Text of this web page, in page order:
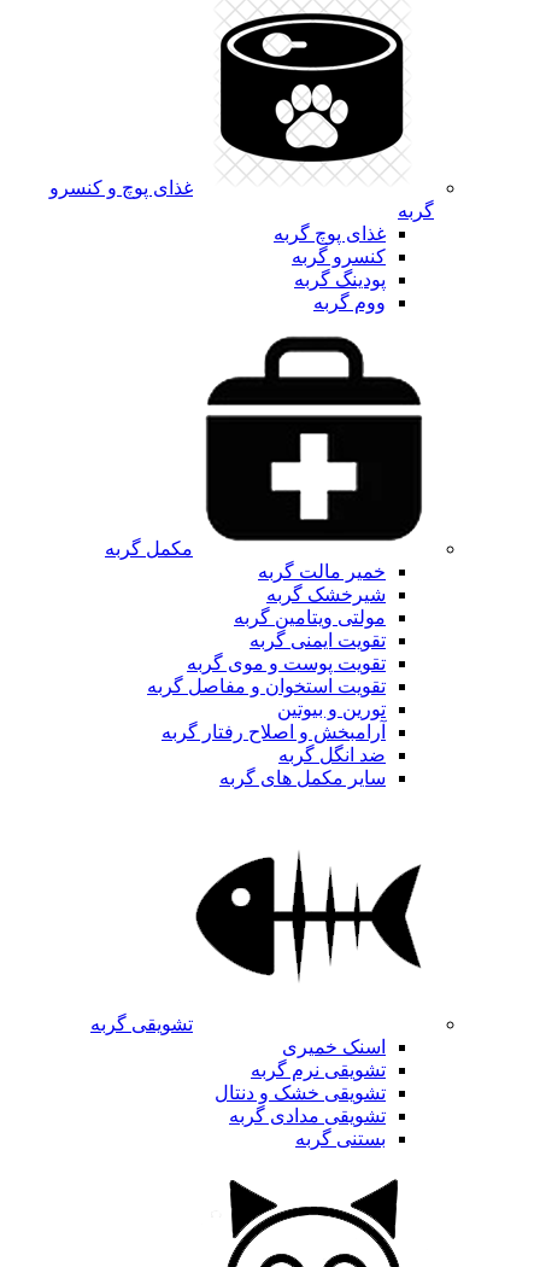
غذای پوچ و کنسرو
گربه
غذای پوچ گربه
کنسرو گربه
پودینگ گربه
ووم گربه
مکمل گربه
خمیر مالت گربه
شیرخشک گربه
مولتی ویتامین گربه
تقویت ایمنی گربه
تقویت پوست و موی گربه
تقویت استخوان و مفاصل گربه
تورین و بیوتین
آرامبخش و اصلاح رفتار گربه
ضد انگل گربه
سایر مکمل های گربه
تشویقی گربه
اسنک خمیری
تشویقی نرم گربه
تشویقی خشک و دنتال
تشویقی مدادی گربه
بستنی گربه